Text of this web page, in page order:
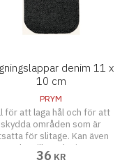
denim 11 x
10 cm
PRYM
för att laga hål och för att
skydda områden som är
för slitage. Kan även
till att designa ens
jeansapplikationer. Svart.
36 KR